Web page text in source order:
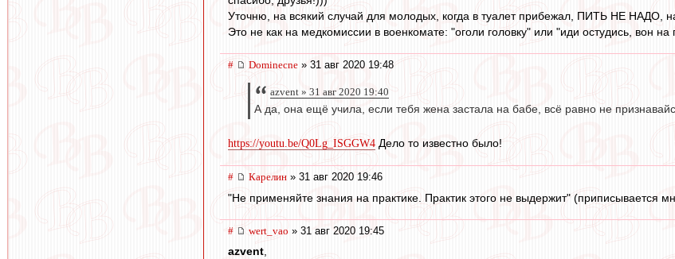
Уточню, на всякий случай для молодых, когда в туалет прибежал, ПИТЬ НЕ НАДО,
Это не как на медкомиссии в военкомате: "оголи головку" или "иди остудись, вон на
# Dominecne » 31 авг 2020 19:48
azvent » 31 авг 2020 19:40
А да, она ещё учила, если тебя жена застала на бабе, всё равно не
https://youtu.be/Q0Lg_ISGGW4 Дело то известно было!
# Карелин » 31 авг 2020 19:46
"Не применяйте знания на практике. Практик этого не выдержит" (приписывается
# wert_vao » 31 авг 2020 19:45
azvent,